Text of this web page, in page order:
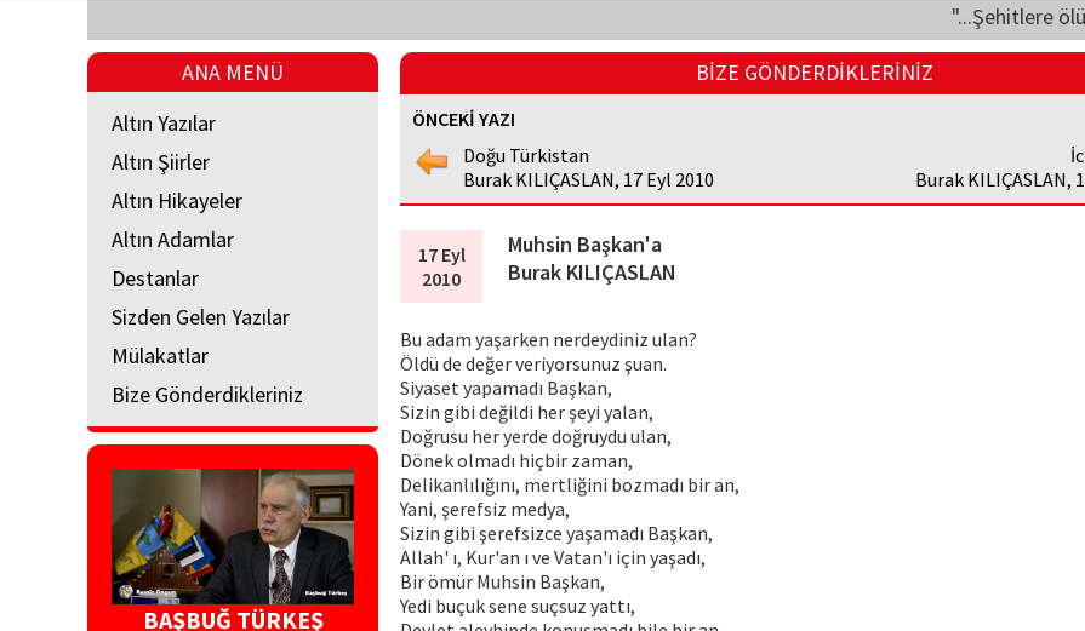
"...Şehitlere
ANA MENÜ
Altın Yazılar
Altın Şiirler
Altın Hikayeler
Altın Adamlar
Destanlar
Sizden Gelen Yazılar
Mülakatlar
Bize Gönderdikleriniz
BAŞBUĞ TÜRKEŞ
BİZE GÖNDERDİKLERİNİZ
ÖNCEKİ YAZI
Doğu Türkistan
Burak KILIÇASLAN, 17 Eyl 2010
Burak KILIÇASLAN,
17 Eyl
2010
Muhsin Başkan'a
Burak KILIÇASLAN
Bu adam yaşarken nerdeydiniz ulan?
Öldü de değer veriyorsunuz şuan.
Siyaset yapamadı Başkan,
Sizin gibi değildi her şeyi yalan,
Doğrusu her yerde doğruydu ulan,
Dönek olmadı hiçbir zaman,
Delikanlılığını, mertliğini bozmadı bir an,
Yani, şerefsiz medya,
Sizin gibi şerefsizce yaşamadı Başkan,
Allah' ı, Kur'an ı ve Vatan'ı için yaşadı,
Bir ömür Muhsin Başkan,
Yedi buçuk sene suçsuz yattı,